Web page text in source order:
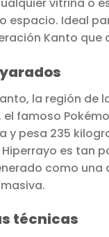
espacio. Ideal
Kanto
la región
famoso
pesa 235
es
como
técnicas